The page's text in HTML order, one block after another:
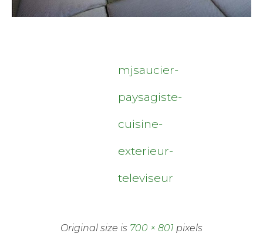
mjsaucier-
paysagiste-
cuisine-
exterieur-
televiseur
Original size is 700 × 801 pixels